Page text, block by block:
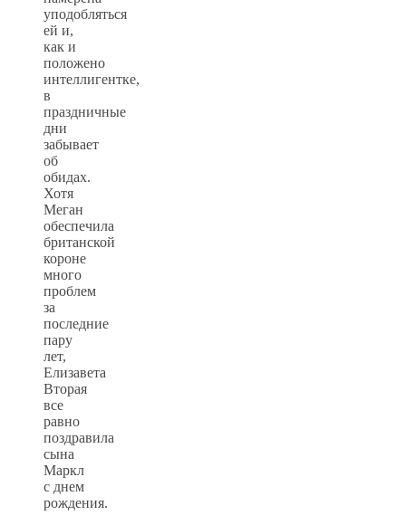
уподобляться
ей и,
как и
положено
интеллигентке,
в
праздничные
дни
забывает
об
обидах.
Хотя
Меган
обеспечила
британской
короне
много
проблем
за
последние
пару
лет,
Елизавета
Вторая
все
равно
поздравила
сына
Маркл
с днем
рождения.